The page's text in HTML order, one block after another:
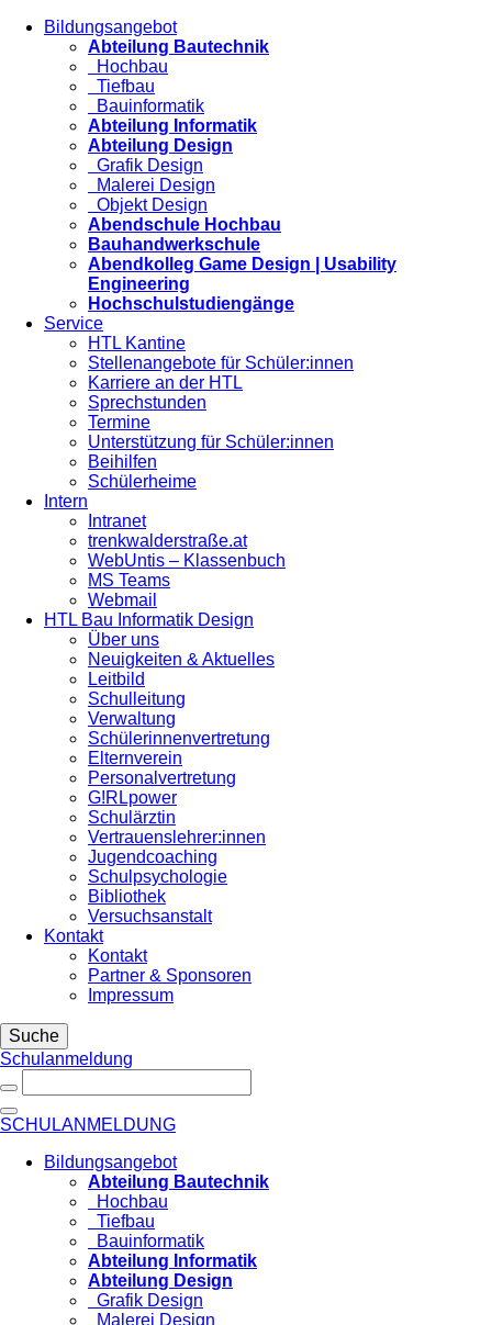
Bildungsangebot
Abteilung Bautechnik
Hochbau
Tiefbau
Bauinformatik
Abteilung Informatik
Abteilung Design
Grafik Design
Malerei Design
Objekt Design
Abendschule Hochbau
Bauhandwerkschule
Abendkolleg Game Design | Usability
Engineering
Hochschulstudiengänge
Service
HTL Kantine
Stellenangebote für Schüler:innen
Karriere an der HTL
Sprechstunden
Termine
Unterstützung für Schüler:innen
Beihilfen
Schülerheime
Intern
Intranet
trenkwalderstraße.at
WebUntis – Klassenbuch
MS Teams
Webmail
HTL Bau Informatik Design
Über uns
Neuigkeiten & Aktuelles
Leitbild
Schulleitung
Verwaltung
Schülerinnenvertretung
Elternverein
Personalvertretung
G!RLpower
Schulärztin
Vertrauenslehrer:innen
Jugendcoaching
Schulpsychologie
Bibliothek
Versuchsanstalt
Kontakt
Kontakt
Partner & Sponsoren
Impressum
Suche
Schulanmeldung
SCHULANMELDUNG
Bildungsangebot
Abteilung Bautechnik
Hochbau
Tiefbau
Bauinformatik
Abteilung Informatik
Abteilung Design
Grafik Design
Malerei Design